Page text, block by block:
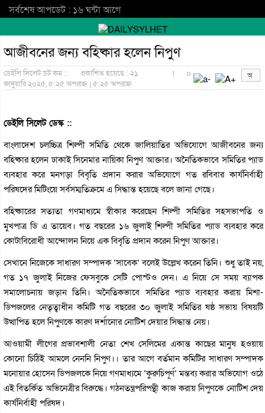
সর্বশেষ আপডেট : ১৬ ঘন্টা আগে
আজীবনের জন্য বহিষ্কার হলেন নিপুণ
ডেইলি সিলেট ডট কম ::
প্রকাশিত হয়েছে : ২১
জানুয়ারি ২০২৫, ৫:২৫ অপরাহ্ন | ৫:২৫ অপরাহ্ন
| ০
ডেইলি সিলেট ডেস্ক ::
বাংলাদেশ চলচ্চিত্র শিল্পী সমিতি থেকে জালিয়াতির অভিযোগে আজীবনের জন্য
বহিষ্কার হলেন ঢাকাই সিনেমার নায়িকা নিপুণ আক্তার। অনৈতিকভাবে সমিতির প্যাড
ব্যবহার করে মনগড়া বিবৃতি প্রদান করার অভিযোগে গত রবিবার কার্যনির্বাহী
পরিষদের মিটিংয়ে সর্বসম্মতিক্রমে এ সিদ্ধান্ত হয়েছে বলে জানা গেছে।
বহিষ্কারের সত্যতা গণমাধ্যমে স্বীকার করেছেন শিল্পী সমিতির সহসভাপতি ও
মুখপাত্র ডি এ তায়েব। গত বছরের ১৬ জুলাই শিল্পী সমিতির প্যাড ব্যবহার করে
কোটাবিরোধী আন্দোলন নিয়ে এক বিবৃতি প্রদান করেন নিপুণ আক্তার।
সেখানে নিজেকে সাধারণ সম্পাদক ‘সাবেক’ বলেই উল্লেখ করেন তিনি। শুধু তাই নয়,
গত ১৭ জুলাই নিজের ফেসবুকে সেটি পোস্টও দেন। এ নিয়ে সে সময় ব্যাপক
সমালোচনায় জড়ান তিনি। অনৈতিকভাবে সমিতির প্যাড ব্যবহার করায় মিশা-
ডিপজলের নেতৃত্বাধীন কমিটি গত বছরের ৩০ জুলাই সমিতির ষষ্ঠ সভায় বিষয়টি
উত্থাপিত হলে নিপুণকে কারণ দর্শানোর নোটিশ দেয়ার সিদ্ধান্ত নেয়।
আওয়ামী লীগের প্রভাবশালী নেতা শেখ সেলিমের একান্ত কাছের মানুষ হওয়ায়
কোনো চিঠিই আমলে নেননি নিপুণ।। তার আগে বর্তমান কমিটির সাধারণ সম্পাদক
মনোয়ার হোসেন ডিপজলকে নিয়ে গণমাধ্যমে ‘কুরুচিপূর্ণ’ মন্তব্য করার অভিযোগ ওঠে
এই বিতর্কিত অভিনেত্রীর বিরুদ্ধে। গঠনতন্ত্রপরিপন্থী কাজ করায় নিপুণকে নোটিশ দেয়
কার্যনির্বাহী পরিষদ।